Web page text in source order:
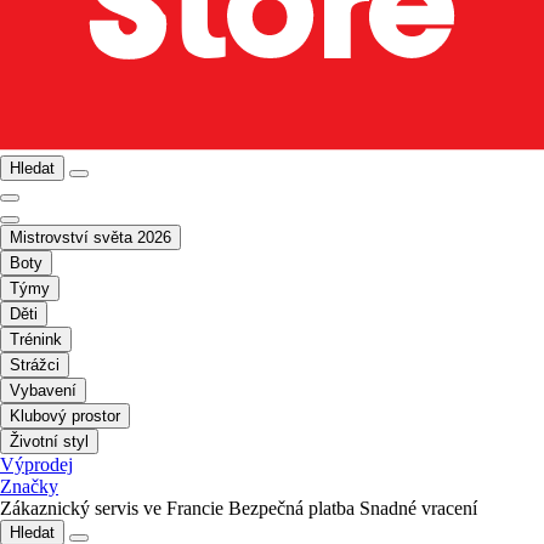
Hledat
Mistrovství světa 2026
Boty
Týmy
Děti
Trénink
Strážci
Vybavení
Klubový prostor
Životní styl
Výprodej
Značky
Zákaznický servis ve Francie Bezpečná platba Snadné vracení
Hledat